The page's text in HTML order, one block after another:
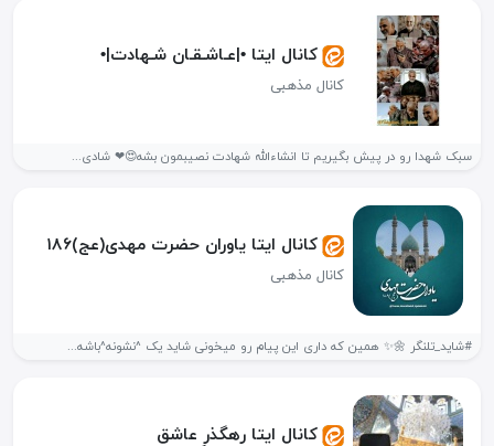
کانال ایتا •|عـاشـقـان شـهادت|•
کانال مذهبی
سبک شهدا رو در پیش بگیریم تا انشاءالله شهادت نصیبمون بشه😍❤ شادی...
کانال ایتا یاوران حضرت مهدی(عج)۱۸۶
کانال مذهبی
#شاید_تلنگر 🌼✨ همین که داری این پیام رو میخونی شاید یک ^نشونه^باشه...
کانال ایتا رهگذرِ عاشق